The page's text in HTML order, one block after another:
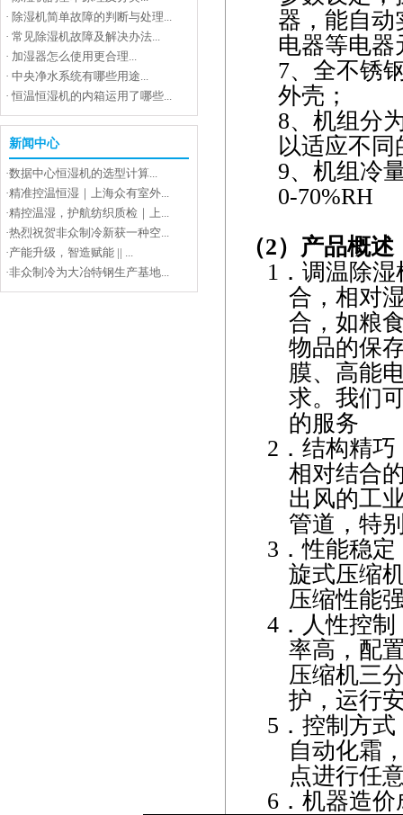
· 除湿机简单故障的判断与处理...
· 常见除湿机故障及解决办法...
· 加湿器怎么使用更合理...
· 中央净水系统有哪些用途...
· 恒温恒湿机的内箱运用了哪些...
新闻中心
·数据中心恒湿机的选型计算...
·精准控温恒湿｜上海众有室外...
·精控温湿，护航纺织质检｜上...
·热烈祝贺非众制冷新获一种空...
·产能升级，智造赋能 || ...
·非众制冷为大冶特钢生产基地...
器，能自动
电器等电器
7、全不锈
外壳；
8、机组分
以适应不
9、机组冷
0-70%RH
（2）产品概述
1． 调温除湿
合 ，相对
合，如粮
物品的保
膜、高能
求。我们
的服务
2． 结构精巧
相对结合
出风的工
管道，特
3．性能稳定
旋式压缩
压缩性能
4． 人性控
率高，配
压缩机三
护，运行
5． 控制方式
自动化霜
点进行任
6． 机器造价